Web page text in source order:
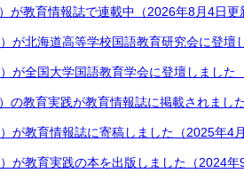
が教育情報誌で連載中（2026年8月4日更
が北海道高等学校国語教育研究会に登壇
が全国大学国語教育学会に登壇しました
の教育実践が教育情報誌に掲載されまし
が教育情報誌に寄稿しました（2025年4月
が教育実践の本を出版しました（2024年9